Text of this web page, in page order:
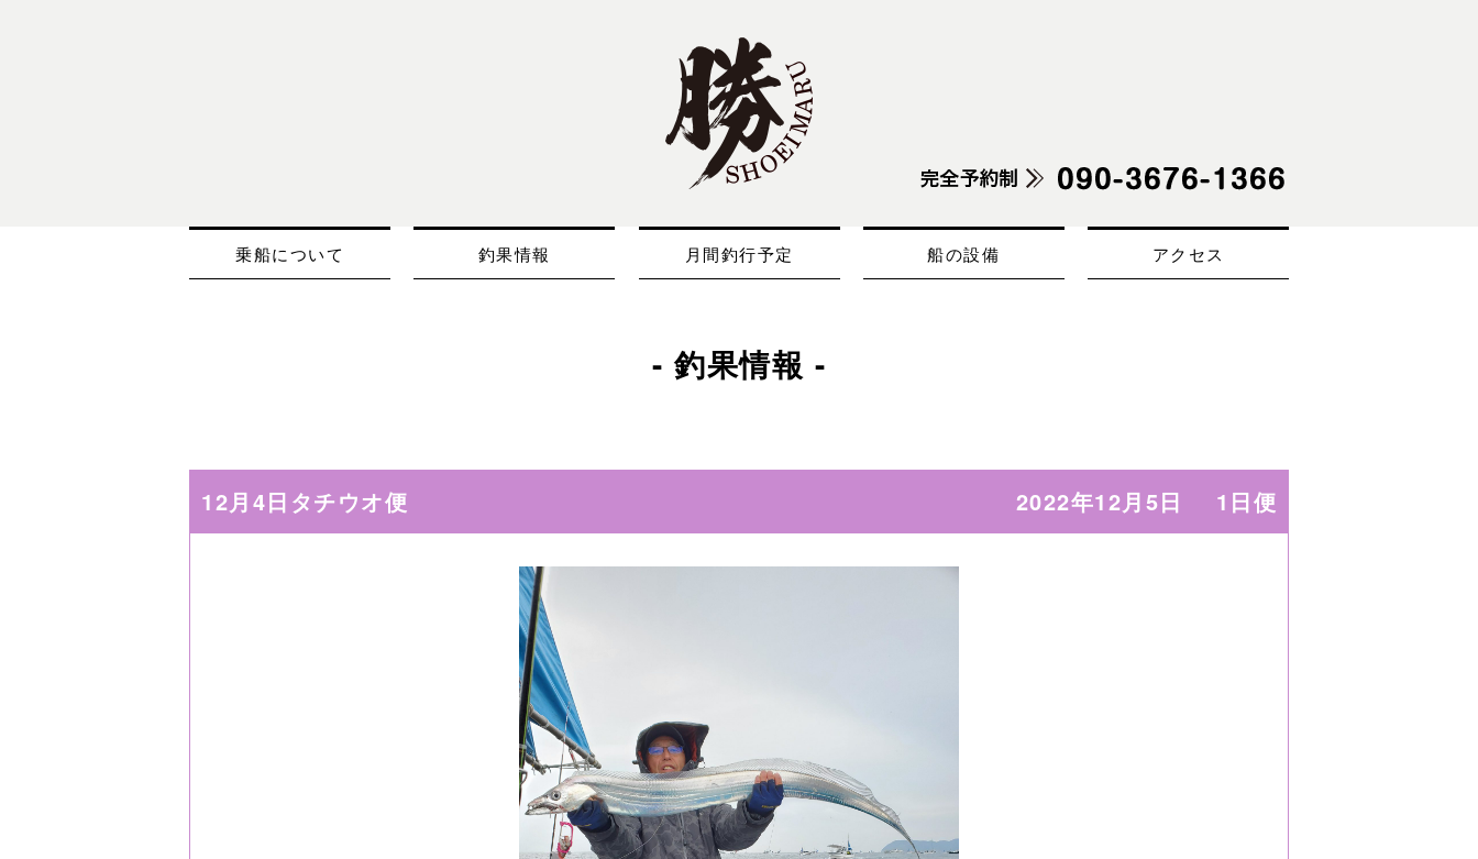
乗船について 釣果情報 月間釣行予定 船の設備 アクセス
- 釣果情報 -
12月4日タチウオ便 2022年12月5日 1日便